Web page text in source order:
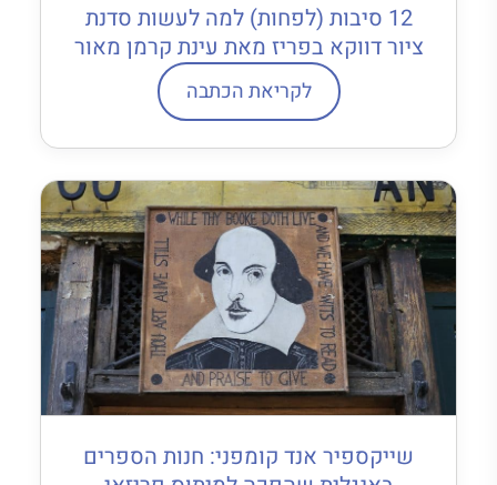
12 סיבות (לפחות) למה לעשות סדנת
ציור דווקא בפריז מאת עינת קרמן מאור
לקריאת הכתבה
שייקספיר אנד קומפני: חנות הספרים